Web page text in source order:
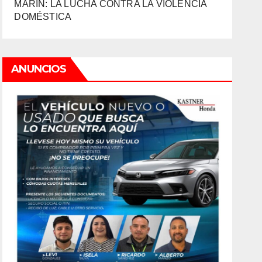
MARIN: LA LUCHA CONTRA LA VIOLENCIA
DOMÉSTICA
ANUNCIOS